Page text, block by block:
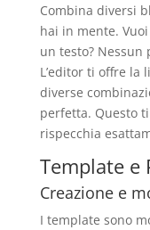
Combina diversi
hai in mente.
un testo?
L’editor ti offre la
diverse
perfetta. Questo
rispecchia
Template e
Creazione e
I template sono